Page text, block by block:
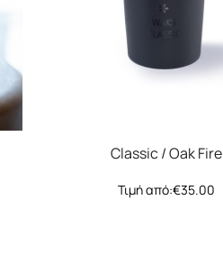
Classic / Oak Fire
Τιμή από:€35.00